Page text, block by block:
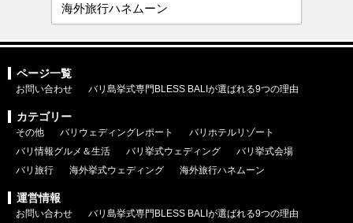
海外旅行ハネムーン
ページ一覧
お問い合わせ バリ島挙式専門BLESS BALIが選ばれる9つの理由
カテゴリー
その他 バリウェディングレポート
バリホテルリゾート
バリ情報グルメ＆生活
バリ挙式ウェディング
バリ挙式会場
バリ旅行
海外挙式ウェディング 海外旅行ハネムーン
運営情報
お問い合わせ バリ島挙式専門BLESS BALIが選ばれる9つの理由